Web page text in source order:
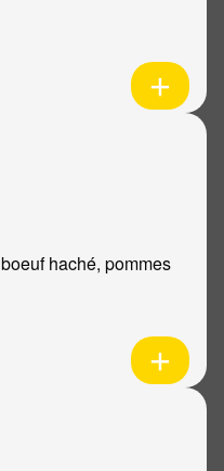
haché, pommes